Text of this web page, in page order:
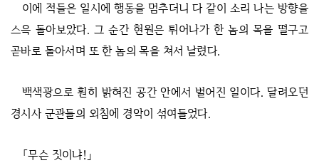
이에 적들은 일시에 행동을 멈추더니 다 같이 소리 나는 방향을
스윽 돌아보았다. 그 순간 현원은 튀어나가 한 놈의 목을 떨구고
곧바로 돌아서며 또 한 놈의 목을 쳐서 날렸다.
백색광으로 훤히 밝혀진 공간 안에서 벌어진 일이다. 달려오던
경시사 군관들의 외침에 경악이 섞여들었다.
「무슨 짓이냐!」